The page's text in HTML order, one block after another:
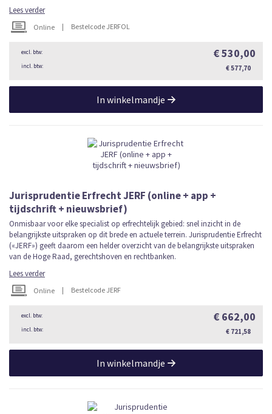
Lees verder
Online | Bestelcode JERFOL
€ 530,00
€ 577,70
In winkelmandje
Jurisprudentie Erfrecht JERF (online + app +
tijdschrift + nieuwsbrief)
Onmisbaar voor elke specialist op erfrechtelijk gebied: snel inzicht in de
belangrijkste uitspraken op dit brede en actuele terrein. Jurisprudentie Erfrecht
(«JERF») geeft daarom een helder overzicht van de belangrijkste uitspraken
van de Hoge Raad, gerechtshoven en rechtbanken.
Lees verder
Online | Bestelcode JERF
€ 662,00
€ 721,58
In winkelmandje